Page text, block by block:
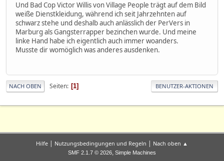
Und Bad Cop Victor Willis von Village People trägt auf dem Bild
weiße Dienstkleidung, während ich seit Jahrzehnten auf
schwarz stehe und deshalb auch anlässlich der PerVers in
Marburg als Gangsterrapper bezinchen wurde. Und meine
linke Hand habe ich eigentlich auch immer woanders.
Musste dir womöglich was anderes ausdenken.
NACH OBEN Seiten 1 BENUTZER-AKTIONEN
Hilfe | Nutzungsbedingungen und Regeln | Nach oben ▲
SMF 2.1.7 © 2026, Simple Machines